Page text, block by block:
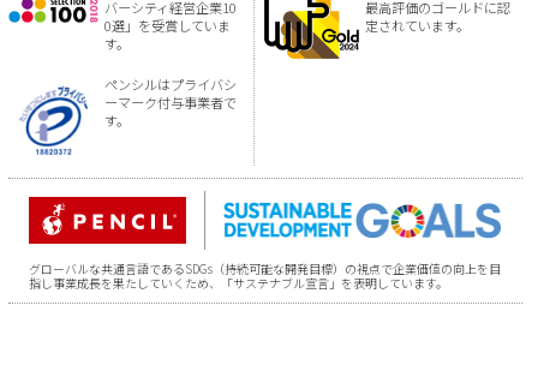
バーシティ経営企業10
0選」を受賞していま
す。
最高評価のゴールドに認
定されています。
ペンシルはプライバシ
ーマーク付与事業者で
す。
グローバルな共通言語であるSDGs（持続可能な開発目標）の視点で企業価値の向上を目
指し事業成長を果たしていくため、「サステナブル宣言」を表明しています。